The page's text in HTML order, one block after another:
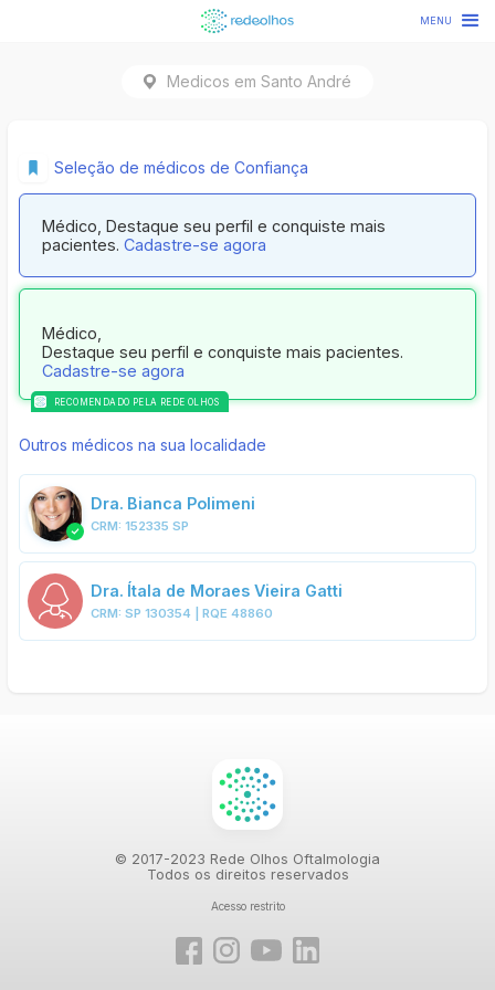
MENU
Medicos em Santo André
Seleção de médicos de Confiança
Médico, Destaque seu perfil e conquiste mais
pacientes. Cadastre-se agora
Médico,
Destaque seu perfil e conquiste mais pacientes.
Cadastre-se agora
RECOMENDADO PELA REDE OLHOS
Outros médicos na sua localidade
CRM: 152335 SP
Dra. Bianca Polimeni
CRM: SP 130354 | RQE 48860
Dra. Ítala de Moraes Vieira Gatti
© 2017-2023 Rede Olhos Oftalmologia
Todos os direitos reservados
Acesso restrito